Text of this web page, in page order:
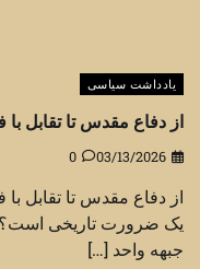
یادداشت سیاسی
از دفاع مقدس تا تقابل
03/13/2026
0
از دفاع مقدس تا تقابل
یک ضرورت تاریخی است؟
جبهه واحد […]